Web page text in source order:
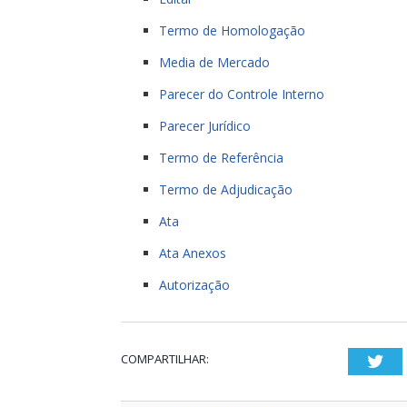
Termo de Homologação
Media de Mercado
Parecer do Controle Interno
Parecer Jurídico
Termo de Referência
Termo de Adjudicação
Ata
Ata Anexos
Autorização
COMPARTILHAR: